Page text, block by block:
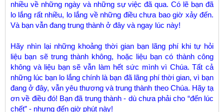
nhiều về những ngày và những sự việc đã qua. Có lẽ bạn đã
lo lắng rất nhiều, lo lắng về những điều chưa bao giờ xảy đến.
Và bạn vẫn đang trung thành ở đây và ngay lúc này!
Hãy nhìn lại những khoảng thời gian bạn lãng phí khi tự hỏi
liệu bạn sẽ trung thành không, hoặc liệu bạn có thành công
không và liệu bạn sẽ vẫn làm hết sức mình vì Chúa. Tất cả
những lúc bạn lo lắng chính là bạn đã lãng phí thời gian, vì bạn
đang ở đây, vẫn yêu thương và trung thành theo Chúa. Hãy tạ
ơn về điều đó! Bạn đã trung thành - dù chưa phải cho “đến lúc
chết” - nhưng đến giờ phút này!